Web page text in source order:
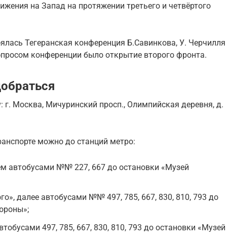
на Запад на протяжении третьего и четвёртого
Тегеранская конференция Б.Савинкова, У. Черчилля
конференции было открытие второго фронта.
г. Москва, Мичуринский просп., Олимпийская деревня, д.
можно до станций метро:
автобусами №№ 227, 667 до остановки «Музей
далее автобусами №№ 497, 785, 667, 830, 810, 793 до
497, 785, 667, 830, 810, 793 до остановки «Музей